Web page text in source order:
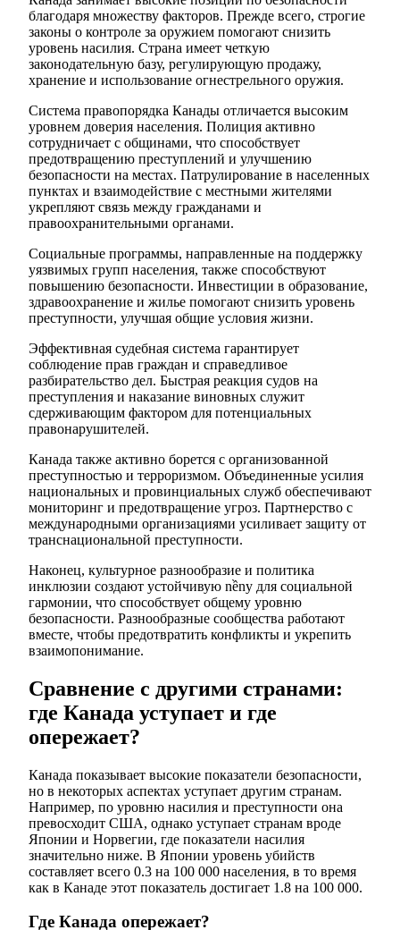
благодаря множеству факторов. Прежде всего, строгие
законы о контроле за оружием помогают снизить
уровень насилия. Страна имеет четкую
законодательную базу, регулирующую продажу,
хранение и использование огнестрельного оружия.
Система правопорядка Канады отличается высоким
уровнем доверия населения. Полиция активно
сотрудничает с общинами, что способствует
предотвращению преступлений и улучшению
безопасности на местах. Патрулирование в населенных
пунктах и взаимодействие с местными жителями
укрепляют связь между гражданами и
правоохранительными органами.
Социальные программы, направленные на поддержку
уязвимых групп населения, также способствуют
повышению безопасности. Инвестиции в образование,
здравоохранение и жилье помогают снизить уровень
преступности, улучшая общие условия жизни.
Эффективная судебная система гарантирует
соблюдение прав граждан и справедливое
разбирательство дел. Быстрая реакция судов на
преступления и наказание виновных служит
сдерживающим фактором для потенциальных
правонарушителей.
Канада также активно борется с организованной
преступностью и терроризмом. Объединенные усилия
национальных и провинциальных служб обеспечивают
мониторинг и предотвращение угроз. Партнерство с
международными организациями усиливает защиту от
транснациональной преступности.
Наконец, культурное разнообразие и политика
инклюзии создают устойчивую nềnу для социальной
гармонии, что способствует общему уровню
безопасности. Разнообразные сообщества работают
вместе, чтобы предотвратить конфликты и укрепить
взаимопонимание.
Сравнение с другими странами:
где Канада уступает и где
опережает?
Канада показывает высокие показатели безопасности,
но в некоторых аспектах уступает другим странам.
Например, по уровню насилия и преступности она
превосходит США, однако уступает странам вроде
Японии и Норвегии, где показатели насилия
значительно ниже. В Японии уровень убийств
составляет всего 0.3 на 100 000 населения, в то время
как в Канаде этот показатель достигает 1.8 на 100 000.
Где Канада опережает?